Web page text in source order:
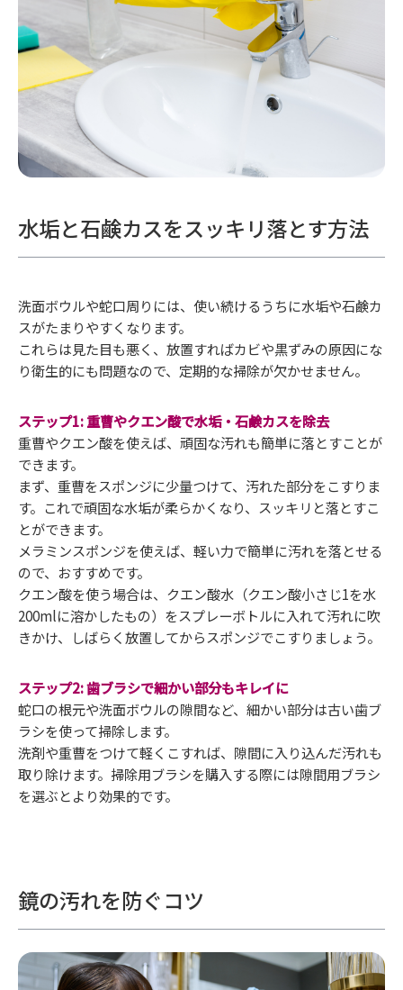
水垢と石鹸カスをスッキリ落とす方法
洗面ボウルや蛇口周りには、使い続けるうちに水垢や石鹸カ
スがたまりやすくなります。
これらは見た目も悪く、放置すればカビや黒ずみの原因にな
り衛生的にも問題なので、定期的な掃除が欠かせません。
ステップ1: 重曹やクエン酸で水垢・石鹸カスを除去
重曹やクエン酸を使えば、頑固な汚れも簡単に落とすことが
できます。
まず、重曹をスポンジに少量つけて、汚れた部分をこすりま
す。これで頑固な水垢が柔らかくなり、スッキリと落とすこ
とができます。
メラミンスポンジを使えば、軽い力で簡単に汚れを落とせる
ので、おすすめです。
クエン酸を使う場合は、クエン酸水（クエン酸小さじ1を水
200mlに溶かしたもの）をスプレーボトルに入れて汚れに吹
きかけ、しばらく放置してからスポンジでこすりましょう。
ステップ2: 歯ブラシで細かい部分もキレイに
蛇口の根元や洗面ボウルの隙間など、細かい部分は古い歯ブ
ラシを使って掃除します。
洗剤や重曹をつけて軽くこすれば、隙間に入り込んだ汚れも
取り除けます。掃除用ブラシを購入する際には隙間用ブラシ
を選ぶとより効果的です。
鏡の汚れを防ぐコツ